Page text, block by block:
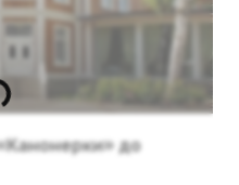
до